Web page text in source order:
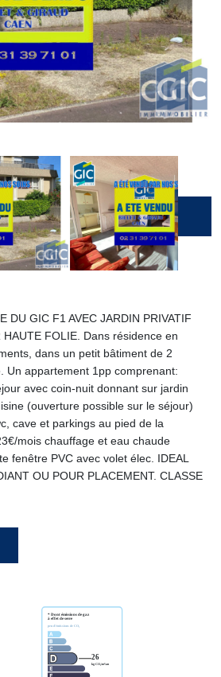
DU GIC F1 AVEC JARDIN PRIVATIF
HAUTE FOLIE. Dans résidence en
dans un petit bâtiment de 2
Un appartement 1pp comprenant:
avec coin-nuit donnant sur jardin
(ouverture possible sur le séjour)
cave et parkings au pied de la
mois chauffage et eau chaude
fenêtre PVC avec volet élec. IDEAL
OU POUR PLACEMENT. CLASSE